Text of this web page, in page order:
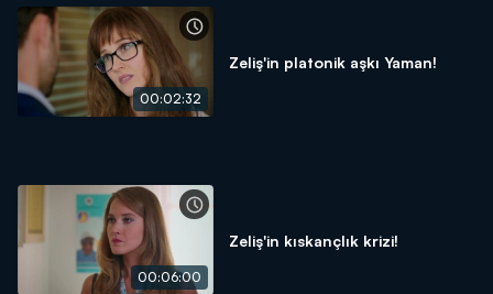
00:02:32
Zeliş'in platonik aşkı Yaman!
00:06:00
Zeliş'in kıskançlık krizi!